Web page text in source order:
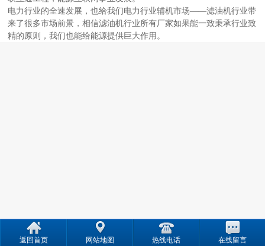
电力行业的全速发展，也给我们电力行业辅机市场——滤油机行业带
来了很多市场前景，相信滤油机行业所有厂家如果能一致秉承行业致
精的原则，我们也能给能源提供巨大作用。
返回首页 网站地图 热线电话 在线留言